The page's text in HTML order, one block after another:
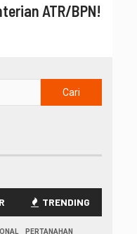
ATR/BPN!
TRENDING
PERTANAHAN